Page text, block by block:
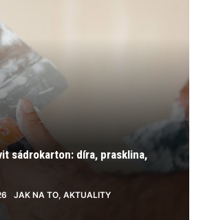
sádrokarton: díra, prasklina,
JAK NA TO, AKTUALITY